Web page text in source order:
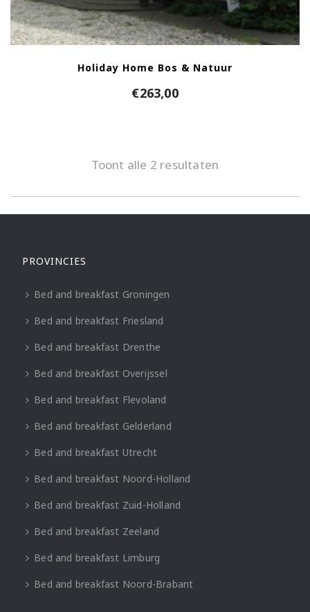
Holiday Home Bos & Natuur
€263,00
Toont alle 2 resultaten
PROVINCIES
Bed and breakfast Groningen
Bed and breakfast Friesland
Bed and breakfast Drenthe
Bed and breakfast Overijssel
Bed and breakfast Flevoland
Bed and breakfast Gelderland
Bed and breakfast Utrecht
Bed and breakfast Noord-Holland
Bed and breakfast Zuid-Holland
Bed and breakfast Zeeland
Bed and breakfast Limburg
Bed and breakfast Noord-Brabant